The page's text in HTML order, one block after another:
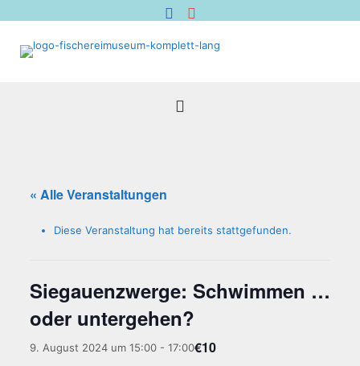
« Alle Veranstaltungen
Diese Veranstaltung hat bereits stattgefunden.
Sie­gau­enzwer­ge: Schwim­men …
oder untergehen?
9. August 2024 um 15:00- 17:00€10